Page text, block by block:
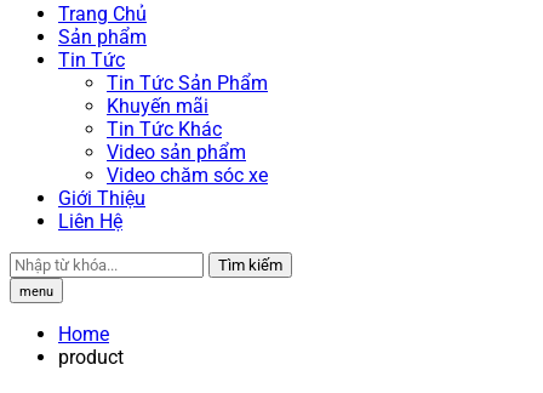
Trang Chủ
Sản phẩm
Tin Tức
Tin Tức Sản Phẩm
Khuyến mãi
Tin Tức Khác
Video sản phẩm
Video chăm sóc xe
Giới Thiệu
Liên Hệ
Tìm kiếm
menu
Home
product